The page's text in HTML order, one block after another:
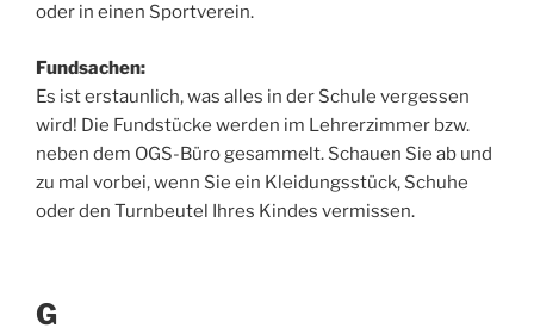
oder in einen Sportverein.
Fundsachen:
Es ist erstaunlich, was alles in der Schule vergessen
wird! Die Fundstücke werden im Lehrerzimmer bzw.
neben dem OGS-Büro gesammelt. Schauen Sie ab und
zu mal vorbei, wenn Sie ein Kleidungsstück, Schuhe
oder den Turnbeutel Ihres Kindes vermissen.
G